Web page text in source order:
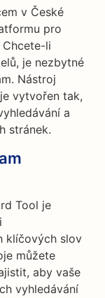
v České
pro
li
je nezbytné
Nástroj
vytvořen tak,
a
stránek.
Tool je
klíčových slov
můžete
aby vaše
vyhledávání